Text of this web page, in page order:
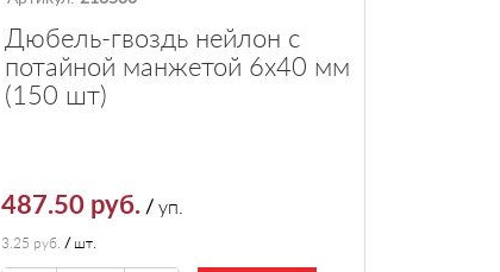
Дюбель-гвоздь нейлон с
потайной манжетой 6х40 мм
(150 шт)
487.50 руб. /уп.
3.25 руб. / шт.